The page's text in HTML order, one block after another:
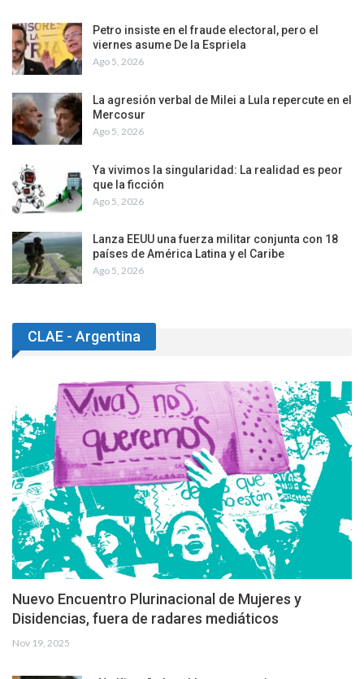
Petro insiste en el fraude electoral, pero el
viernes asume De la Espriela
Ago 5, 2026
La agresión verbal de Milei a Lula repercute en el
Mercosur
Ago 5, 2026
Ya vivimos la singularidad: La realidad es peor
que la ficción
Ago 5, 2026
Lanza EEUU una fuerza militar conjunta con 18
países de América Latina y el Caribe
Ago 5, 2026
CLAE - Argentina
Nuevo Encuentro Plurinacional de Mujeres y
Disidencias, fuera de radares mediáticos
Nov 19, 2025